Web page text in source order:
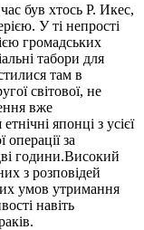
був хтось Р. Икес,
У ті непрості
громадських
табори для
там в
світової, не
вже
японці з усієї
за
години.Високий
з розповідей
умов утримання
навіть